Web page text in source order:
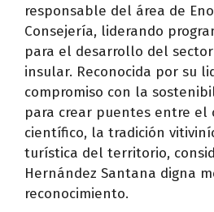
responsable del área de
Consejería, liderando
para el desarrollo del
insular. Reconocida por su
compromiso con la
para crear puentes entre el
científico, la tradición
turística del territorio,
Hernández Santana digna
reconocimiento.